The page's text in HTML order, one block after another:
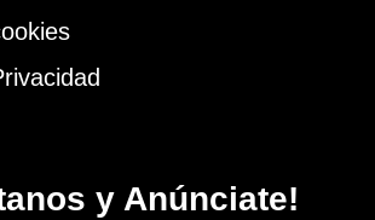
y Anúnciate!